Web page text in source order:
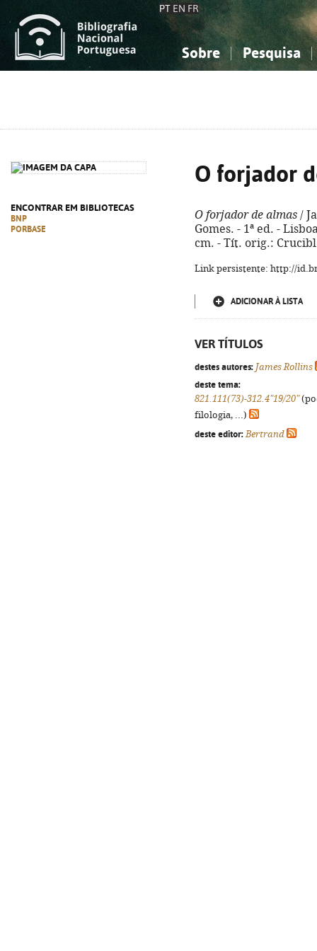
PT EN FR
Sobre Pesquisa
ENCONTRAR EM BIBLIOTECAS
BNP
PORBASE
O forjador
O forjador de almas /
Gomes. - 1ª ed. -
cm. - Tít. orig.:
Link persistente: http://
ADICIONAR À LISTA
VER TÍTULOS
destes autores: James Rollins
deste tema:
821.111(73)-312.4"19/20"
filologia, ...)
deste editor: Bertrand